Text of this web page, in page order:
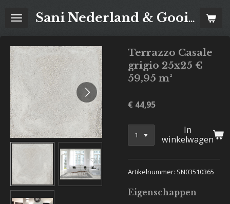
direct
hoofdinhoud
Sani Nederland & Goois Tegelhuis
Terrazzo Casale
grigio 25x25 €
59,95 m²
€ 44,95
In
winkelwagen
Artikelnummer: SN03510365
Eigenschappen